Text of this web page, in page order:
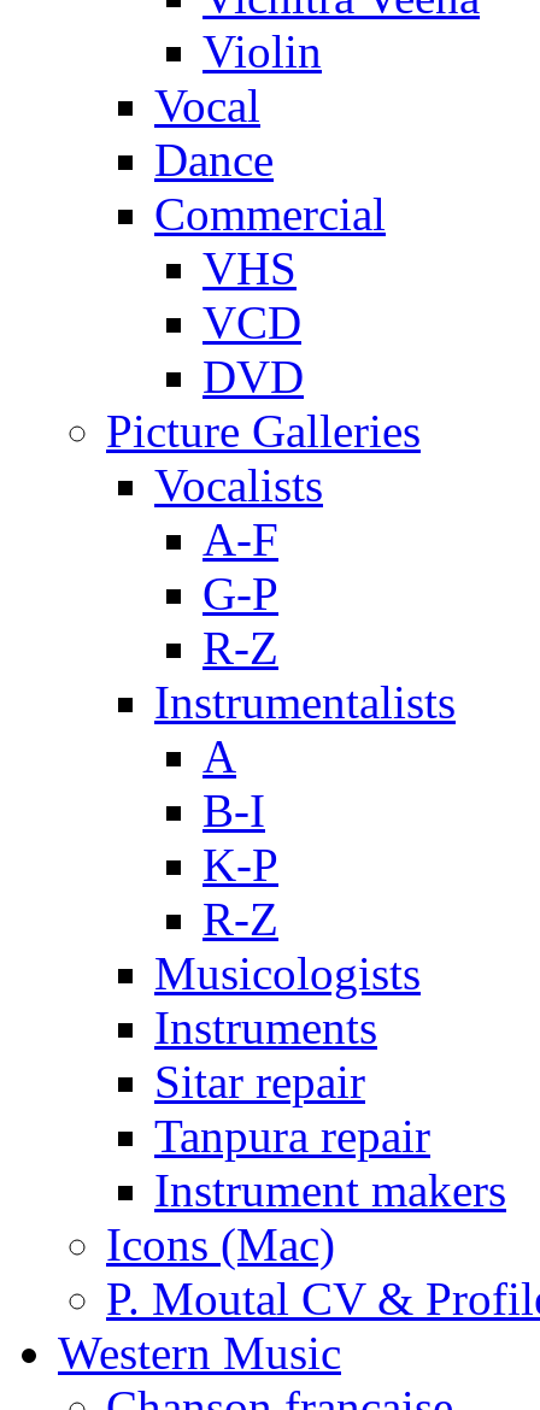
Violin
Vocal
Dance
Commercial
VHS
VCD
DVD
Picture Galleries
Vocalists
A-F
G-P
R-Z
Instrumentalists
A
B-I
K-P
R-Z
Musicologists
Instruments
Sitar repair
Tanpura repair
Instrument makers
Icons (Mac)
P. Moutal CV &
Western Music